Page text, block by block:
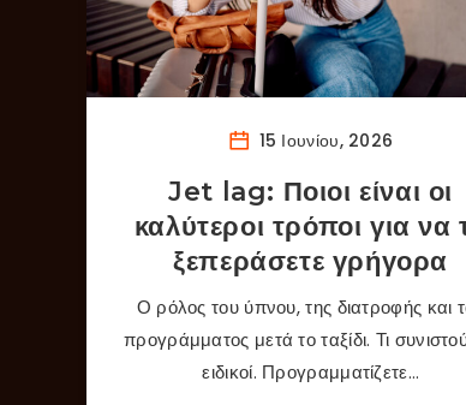
15 Ιουνίου, 2026
Jet lag: Ποιοι είναι οι
καλύτεροι τρόποι για να
ξεπεράσετε γρήγορα
Ο ρόλος του ύπνου, της διατροφής και
προγράμματος μετά το ταξίδι. Τι
ειδικοί. Προγραμματίζετε…